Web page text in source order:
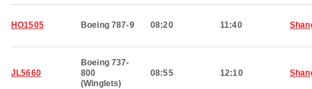
HO1505 Boeing 787-9 08:20 11:40
JL5660
Boeing 737-
800
(Winglets)
08:55 12:10